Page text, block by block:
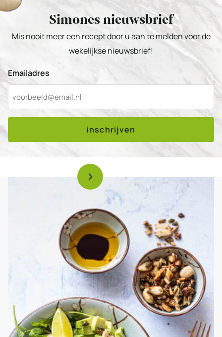
Simones nieuwsbrief
Mis nooit meer een recept door u aan te melden voor de
wekelijkse nieuwsbrief!
Emailadres
inschrijven